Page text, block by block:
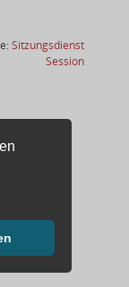
Sitzungsdienst
Session(Wird in